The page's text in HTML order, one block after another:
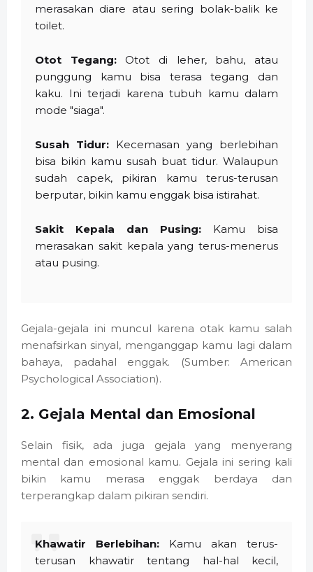
merasakan diare atau sering bolak-balik ke
toilet.
Otot Tegang:Otot di leher, bahu, atau
punggung kamu bisa terasa tegang dan
kaku. Ini terjadi karena tubuh kamu dalam
mode "siaga".
Susah Tidur: Kecemasan yang berlebihan
bisa bikin kamu susah buat tidur. Walaupun
sudah capek, pikiran kamu terus-terusan
berputar, bikin kamu enggak bisa istirahat.
Sakit Kepala dan Pusing: Kamu bisa
merasakan sakit kepala yang terus-menerus
atau pusing.
Gejala-gejala ini muncul karena otak kamu salah
menafsirkan sinyal, menganggap kamu lagi dalam
bahaya, padahal enggak. (Sumber: American
Psychological Association).
2. Gejala Mental dan Emosional
Selain fisik, ada juga gejala yang menyerang
mental dan emosional kamu. Gejala ini sering kali
bikin kamu merasa enggak berdaya dan
terperangkap dalam pikiran sendiri.
Khawatir Berlebihan: Kamu akan terus-
terusan khawatir tentang hal-hal kecil,